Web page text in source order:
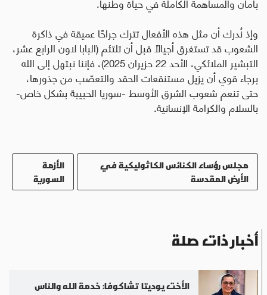
وإذ نُدرك أن مثل هذه الأفعال تترك جراحًا عميقة في ذاكرة
الشعوب قد تستغرق أجيالًا قبل أن تلتئم (البابا لاون الرابع عشر،
التبشير الملائكي، الأحد 22 حزيران 2025)، فإننا نبتهل إلى الله
برجاء قوي أن يزيل مستنقعات الحقد والتعصّب من جذورها،
حتى تنعم شعوب الشرق الأوسط -سوريا الحبيبة بشكل خاص-
بالسلام والكرامة الإنسانية.
مجلس رؤساء الكنائس الكاثوليكية في
الأرض المقدسة
الأزمة
السورية
أخبار ذات صلة
الأخت يوديتا تشاكوفا: خدمة الله والناس